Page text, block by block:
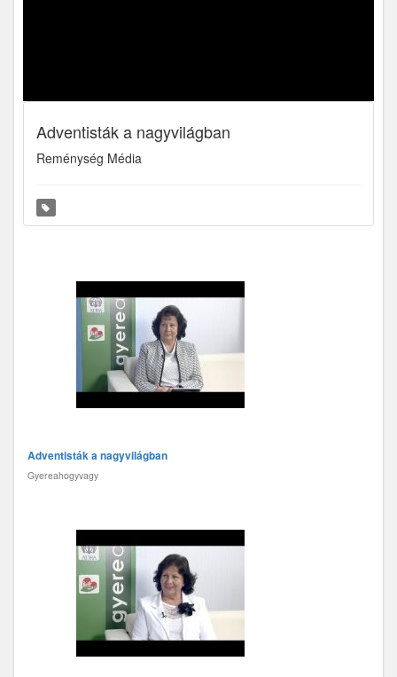
Adventisták a nagyvilágban
Reménység Média
Adventisták a nagyvilágban
Gyereahogyvagy